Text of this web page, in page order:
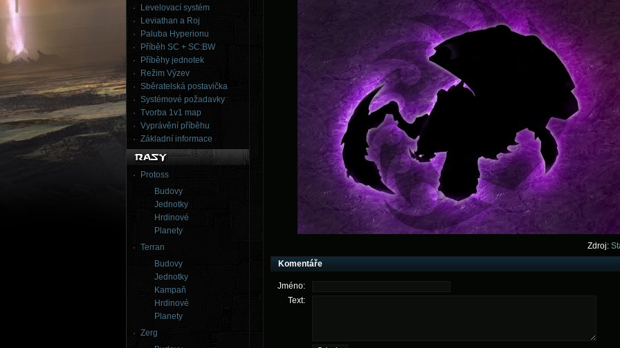
Levelovací systém
Leviathan a Roj
Paluba Hyperionu
Příběh SC + SC:BW
Příběhy jednotek
Režim Výzev
Sběratelská postavička
Systémové požadavky
Tvorba 1v1 map
Vyprávění příběhu
Základní informace
Protoss
Budovy
Jednotky
Hrdinové
Planety
Terran
Budovy
Jednotky
Kampaň
Hrdinové
Planety
Zerg
Zdroj:
Komentáře
Jméno:
Text: